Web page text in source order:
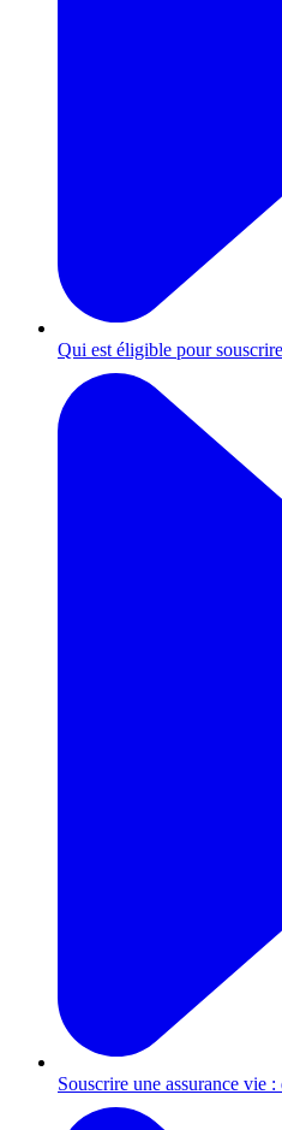
Qui est éligible pour
Souscrire une assurance vie